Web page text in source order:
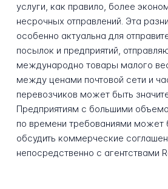
услуги, как правило, более
несрочных отправлений. Эта
особенно актуальна для
посылок и предприятий,
международно товары малого
между ценами почтовой сети и
перевозчиков может быть
Предприятиям с большими
по времени требованиями может
обсудить коммерческие
непосредственно с агентствами